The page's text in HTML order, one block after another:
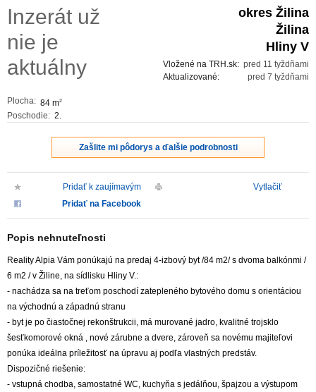
ZVÝRAZNENIE REALITNÝCH INZERÁTOV
Inzerát už
nie je
aktuálny
Plocha: 84 m2
Poschodie: 2.
okres Žilina
Žilina
Hliny V
pred 11 tyždňami
Vložené na TRH.sk:
pred 7 tyždňami
Aktualizované:
Zašlite mi pôdorys a ďalšie podrobnosti
Pridať k zaujímavým
Vytlačiť
Pridať na Facebook
Popis nehnuteľnosti
Reality Alpia Vám ponúkajú na predaj 4-izbový byt /84 m2/ s dvoma balkónmi /
6 m2 / v Žiline, na sídlisku Hliny V.:
- nachádza sa na treťom poschodí zatepleného bytového domu s orientáciou
na východnú a západnú stranu
- byt je po čiastočnej rekonštrukcii, má murované jadro, kvalitné trojsklo
šesťkomorové okná , nové zárubne a dvere, zároveň sa novému majiteľovi
ponúka ideálna príležitosť na úpravu aj podľa vlastných predstáv.
Dispozičné riešenie:
- vstupná chodba, samostatné WC, kuchyňa s jedálňou, špajzou a výstupom